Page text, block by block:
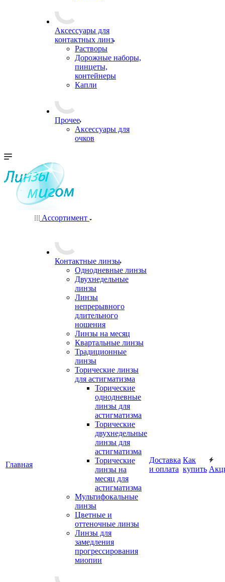
Аксессуары для
контактных линз
Растворы
Дорожные наборы,
пинцеты,
контейнеры
Капли
Прочее
Аксессуары для
очков
Главная
Ассортимент
Контактные линзы
Однодневные линзы
Двухнедельные
линзы
Линзы
непрерывного
длительного
ношения
Линзы на месяц
Квартальные линзы
Традиционные
линзы
Торические линзы
для астигматизма
Торические
однодневные
линзы для
астигматизма
Торические
двухнедельные
линзы для
астигматизма
Торические
линзы на
месяц для
астигматизма
Мультифокальные
линзы
Цветные и
оттеночные линзы
Линзы для
замедления
прогрессирования
миопии
Доставка
и оплата
Как
купить